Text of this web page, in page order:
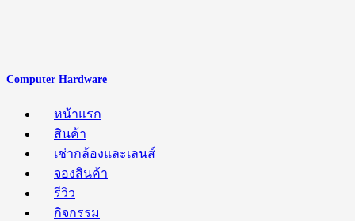
Computer Hardware
หน้าแรก
สินค้า
เช่ากล้องและเลนส์
จองสินค้า
รีวิว
กิจกรรม